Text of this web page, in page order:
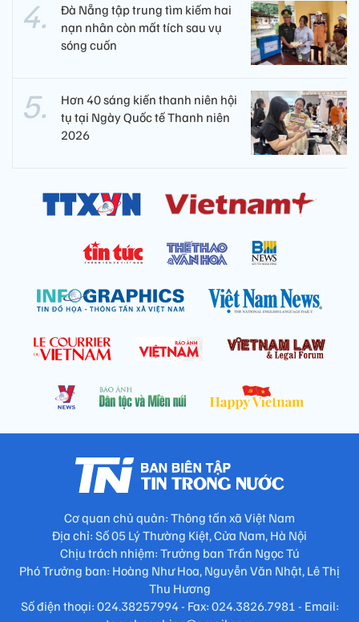
Đà Nẵng tập trung tìm kiếm hai
nạn nhân còn mất tích sau vụ
sóng cuốn
Hơn 40 sáng kiến thanh niên hội
tụ tại Ngày Quốc tế Thanh niên
2026
Cơ quan chủ quản: Thông tấn xã Việt Nam
Địa chỉ: Số 05 Lý Thường Kiệt, Cửa Nam, Hà Nội
Chịu trách nhiệm: Trưởng ban Trần Ngọc Tú
Phó Trưởng ban: Hoàng Như Hoa, Nguyễn Văn Nhật, Lê Thị
Thu Hương
Số điện thoại: 024.38257994 - Fax: 024.3826.7981 - Email: